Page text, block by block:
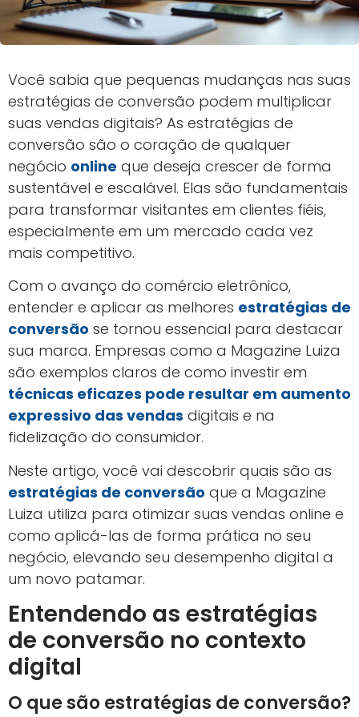
Você sabia que pequenas mudanças nas suas
estratégias de conversão podem multiplicar
suas vendas digitais? As estratégias de
conversão são o coração de qualquer
negócio online que deseja crescer de forma
sustentável e escalável. Elas são fundamentais
para transformar visitantes em clientes fiéis,
especialmente em um mercado cada vez
mais competitivo.
Com o avanço do comércio eletrônico,
entender e aplicar as melhores estratégias de
conversão se tornou essencial para destacar
sua marca. Empresas como a Magazine Luiza
são exemplos claros de como investir em
técnicas eficazes pode resultar em aumento
expressivo das vendas digitais e na
fidelização do consumidor.
Neste artigo, você vai descobrir quais são as
estratégias de conversão que a Magazine
Luiza utiliza para otimizar suas vendas online e
como aplicá-las de forma prática no seu
negócio, elevando seu desempenho digital a
um novo patamar.
Entendendo as estratégias
de conversão no contexto
digital
O que são estratégias de conversão?